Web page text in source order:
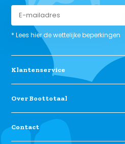
* Lees hier de wettelijke beperkingen
Klantenservice
Over Boottotaal
Contact